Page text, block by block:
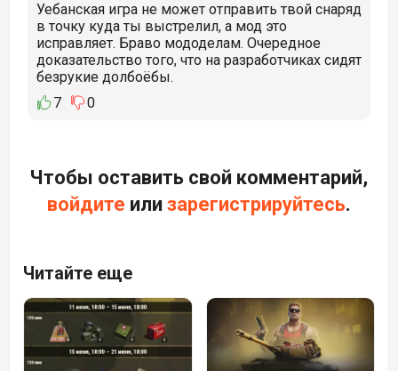
Уебанская игра не может отправить твой снаряд
в точку куда ты выстрелил, а мод это
исправляет. Браво мододелам. Очередное
доказательство того, что на разработчиках сидят
безрукие долбоёбы.
7
0
Чтобы оставить свой комментарий,
войдите или зарегистрируйтесь.
Читайте еще